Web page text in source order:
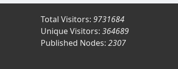
Total Visitors: 9731684
Unique Visitors: 364689
Published Nodes: 2307